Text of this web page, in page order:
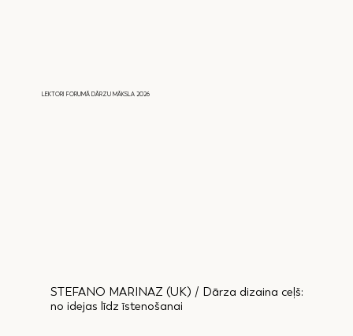
LEKTORI FORUMĀ DĀRZU MĀKSLA 2026
STEFANO MARINAZ (UK) / Dārza dizaina ceļš:
no idejas līdz īstenošanai